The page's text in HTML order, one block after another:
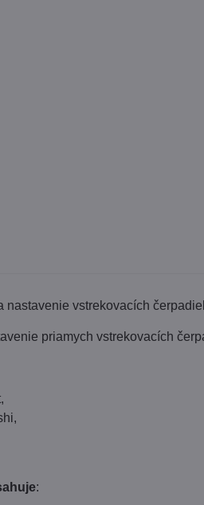
nastavenie vstrekovacích
priamych vstrekovacích
: